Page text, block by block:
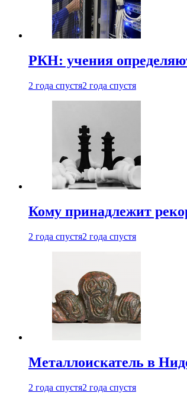
РКН: учения
2 года спустя2 года спустя
Кому принадлежит
2 года спустя2 года спустя
Металлоискатель в
2 года спустя2 года спустя